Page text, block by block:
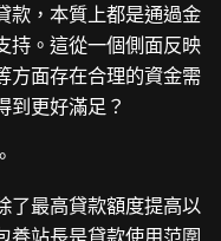
款，本質上都是通過金
持。這從一個側面反映
方面存在合理的資金需
到更好滿足？
了最高貸款額度提高以